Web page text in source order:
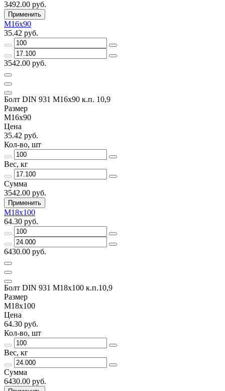
3492.00 руб.
Применить
М16х90
35.42 руб.
3542.00 руб.
Болт DIN 931 М16х90 к.п. 10,9
Размер
М16х90
Цена
35.42 руб.
Кол-во, шт
Вес, кг
Сумма
3542.00 руб.
Применить
М18х100
64.30 руб.
6430.00 руб.
Болт DIN 931 М18х100 к.п.10,9
Размер
М18х100
Цена
64.30 руб.
Кол-во, шт
Вес, кг
Сумма
6430.00 руб.